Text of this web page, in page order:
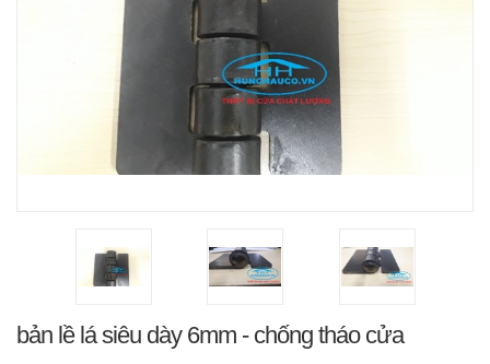
bản lề lá siêu dày 6mm - chống tháo cửa